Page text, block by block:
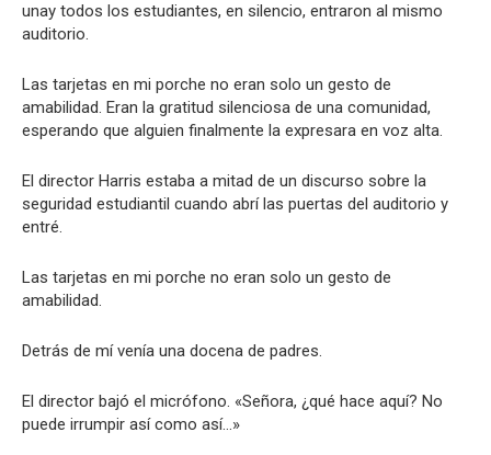
unay todos los estudiantes, en silencio, entraron al mismo
auditorio.
Las tarjetas en mi porche no eran solo un gesto de
amabilidad. Eran la gratitud silenciosa de una comunidad,
esperando que alguien finalmente la expresara en voz alta.
El director Harris estaba a mitad de un discurso sobre la
seguridad estudiantil cuando abrí las puertas del auditorio y
entré.
Las tarjetas en mi porche no eran solo un gesto de
amabilidad.
Detrás de mí venía una docena de padres.
El director bajó el micrófono. «Señora, ¿qué hace aquí? No
puede irrumpir así como así…»